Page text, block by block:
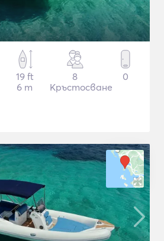
19 ft
6 m
8
Кръстосване
0